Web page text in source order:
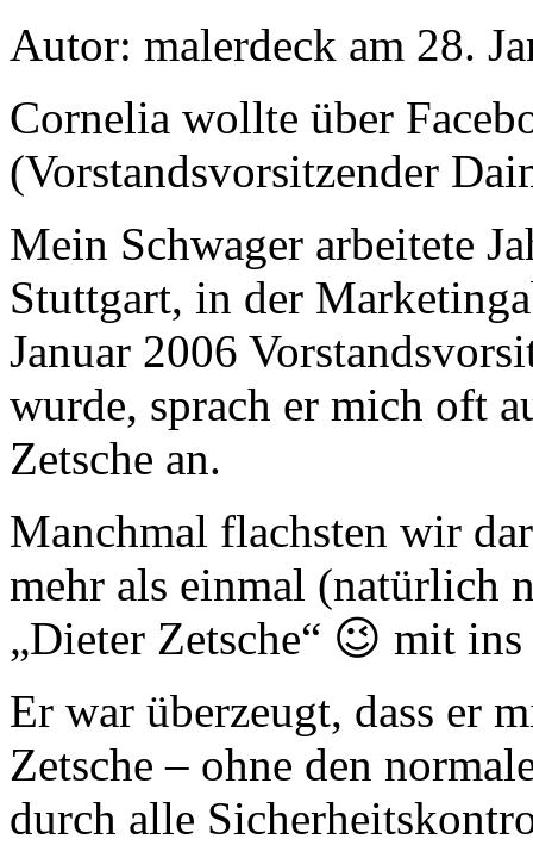
Autor: malerdeck am 28.
Cornelia wollte über
(Vorstandsvorsitzender
Mein Schwager arbeitete
Stuttgart, in der
Januar 2006
wurde, sprach er mich oft
Zetsche an.
Manchmal flachsten wir
mehr als einmal (natürlich
„Dieter Zetsche“ 😉 mit
Er war überzeugt, dass er
Zetsche – ohne den
durch alle